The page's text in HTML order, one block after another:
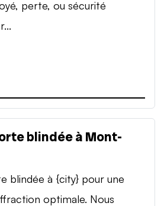
perte, ou sécurité
blindée à Mont-
blindée à {city} pour une
optimale. Nous